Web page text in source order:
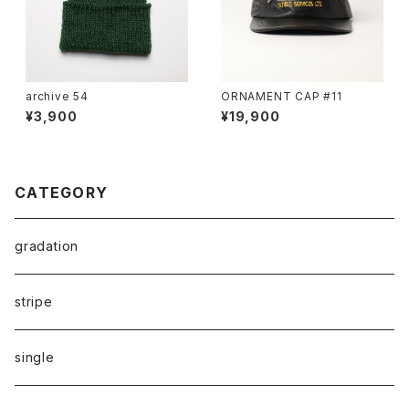
archive 54
¥3,900
ORNAMENT CAP #11
¥19,900
CATEGORY
gradation
stripe
single